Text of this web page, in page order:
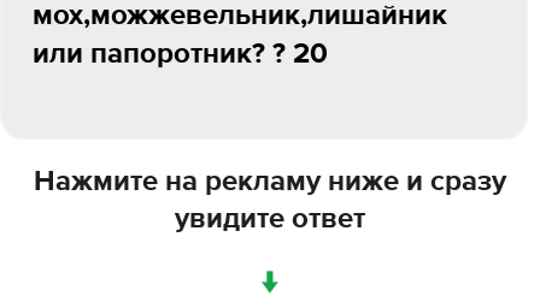
мох,можжевельник,лишайник
или папоротник? ? 20
Нажмите на рекламу ниже и сразу
увидите ответ
↓